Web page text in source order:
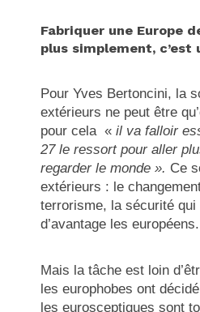
Fabriquer une Europe
plus simplement, c’est
Pour Yves Bertoncini, la
extérieurs ne peut être
pour cela «il va falloir
27 le ressort pour aller
regarder le monde ». Ce
extérieurs : le
terrorisme, la sécurité qui
d’avantage les européens.
Mais la tâche est loin
les europhobes ont
les eurosceptiques sont